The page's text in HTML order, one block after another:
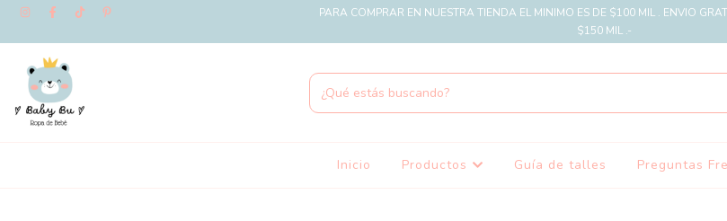
PARA COMPRAR EN NUESTRA TIENDA EL MINIMO ES DE $100 MIL . ENVIO
$150 MIL .-
Inicio Productos Guía de talles Preguntas